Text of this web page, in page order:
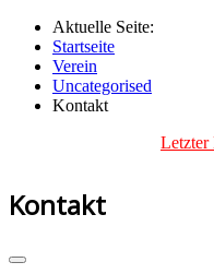
Aktuelle Seite:
Startseite
Verein
Uncategorised
Kontakt
Letzter
Kontakt